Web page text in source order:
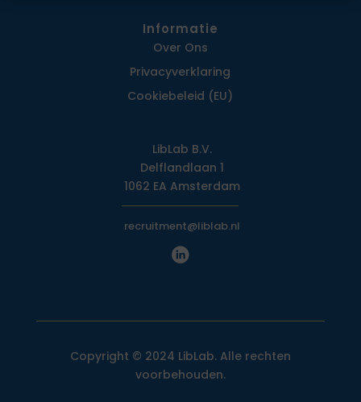
Informatie
Over Ons
Privacy­verklaring
Cookiebeleid (EU)
LibLab B.V.
Delflandlaan 1
1062 EA Amsterdam
recruitment@liblab.nl
Copyright © 2024 LibLab. Alle rechten
voorbehouden.